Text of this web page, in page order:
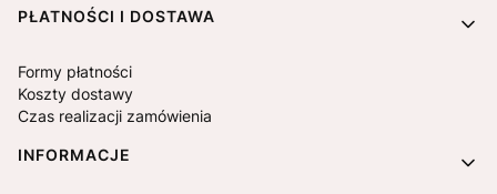
PŁATNOŚCI I DOSTAWA
Formy płatności
Koszty dostawy
Czas realizacji zamówienia
INFORMACJE